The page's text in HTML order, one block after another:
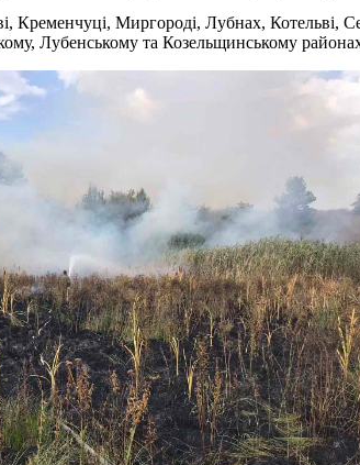
Кременчуці, Миргороді, Лубнах, Котельві,
Лубенському та Козельщинському